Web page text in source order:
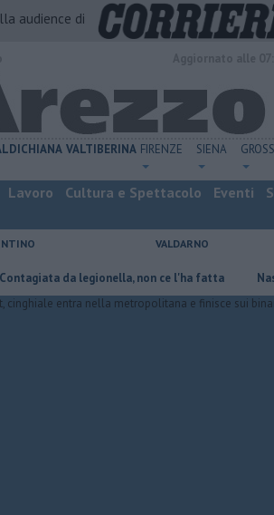
audience di
VALTIBERINA FIRENZE SIENA
Lavoro Cultura e Spettacolo Eventi
VALDARNO
da legionella, non ce l'ha fatta Nascosta